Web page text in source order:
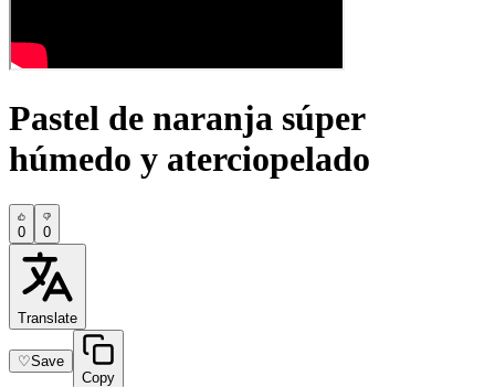
Pastel de naranja súper
húmedo y aterciopelado
0 0
Translate
♡Save
Copy